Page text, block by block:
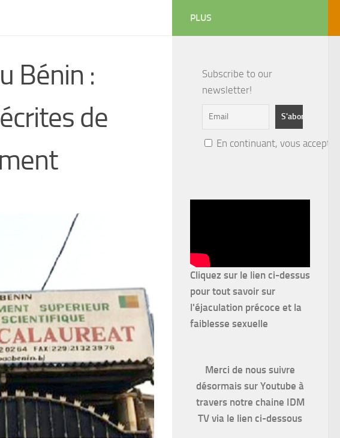
Bénin :
de
PLUS
Subscribe to our
newsletter!
En continuant, vous
Cliquez sur le lien ci-dessus
pour tout savoir sur
l'éjaculation précoce et la
faiblesse sexuelle
Merci de nous suivre
désormais sur Youtube à
travers notre chaine IDM
TV via le lien ci-dessous